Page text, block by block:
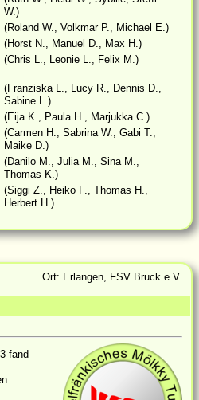
W.)
(Roland W., Volkmar P., Michael E.)
(Horst N., Manuel D., Max H.)
(Chris L., Leonie L., Felix M.)
(Franziska L., Lucy R., Dennis D.,
Sabine L.)
(Eija K., Paula H., Marjukka C.)
(Carmen H., Sabrina W., Gabi T.,
Maike D.)
(Danilo M., Julia M., Sina M.,
Thomas K.)
(Siggi Z., Heiko F., Thomas H.,
Herbert H.)
Ort: Erlangen, FSV Bruck e.V.
fand